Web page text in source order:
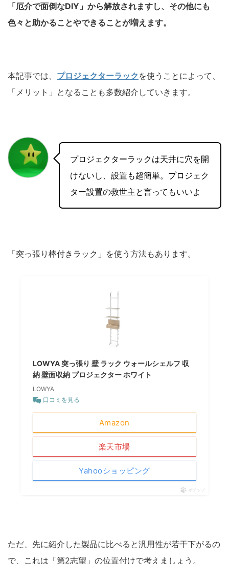
「厄介で面倒なDIY」から解放されますし、その他にも
色々と助かることやできることが増えます。
本記事では、 プロジェクターラック を使うことによって、
「メリット」となることも多数紹介していきます。
プロジェクターラックは天井に穴を開
けないし、設置も超簡単。プロジェク
ター設置の救世主と言ってもいいよ
「突っ張り棒付きラック」を使う方法もあります。
LOWYA 突っ張り 壁 ラック ウォールシェルフ 収
納 壁面収納 プロジェクター ホワイト
LOWYA
口コミを見る
Amazon
楽天市場
Yahooショッピング
ポチップ
ただ、先に紹介した製品に比べると汎用性が若干下がるの
で、これは「第2志望」の位置付けで考えましょう。